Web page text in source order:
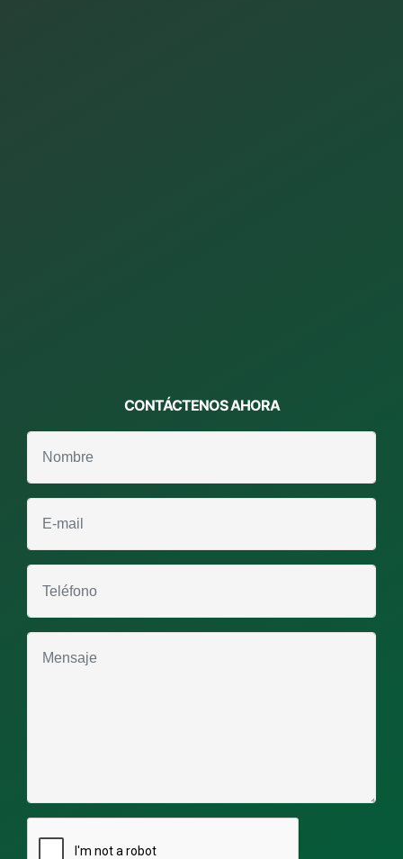
CONTÁCTENOSAHORA